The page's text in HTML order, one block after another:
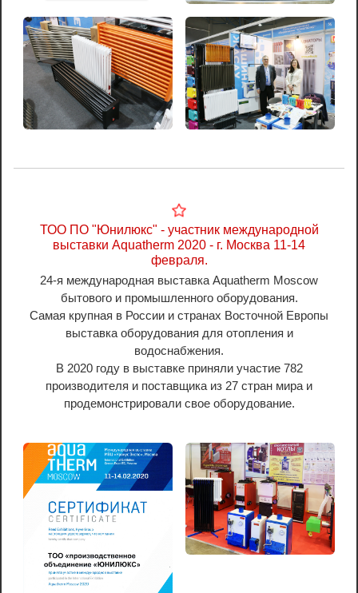
ТОО ПО "Юнилюкс" - участник международной
выставки Aquatherm 2020 - г. Москва 11-14
февраля.
24-я международная выставка Aquatherm Moscow
бытового и промышленного оборудования.
Самая крупная в России и странах Восточной Европы
выставка оборудования для отопления и
водоснабжения.
В 2020 году в выставке приняли участие 782
производителя и поставщика из 27 стран мира и
продемонстрировали свое оборудование.